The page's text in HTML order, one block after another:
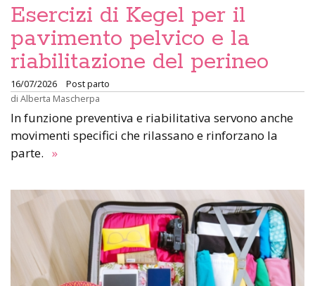
Esercizi di Kegel per il
pavimento pelvico e la
riabilitazione del perineo
16/07/2026
Post parto
di Alberta Mascherpa
In funzione preventiva e riabilitativa servono anche
movimenti specifici che rilassano e rinforzano la
parte. »